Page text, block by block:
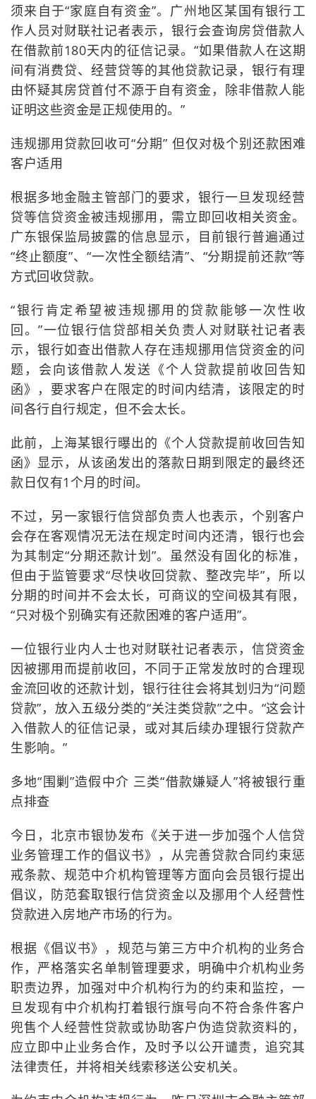
须来自于“家庭自有资金”。广州地区某国有银行工
作人员对财联社记者表示，银行会查询房贷借款人
在借款前180天内的征信记录。“如果借款人在这期
间有消费贷、经营贷等的其他贷款记录，银行有理
由怀疑其房贷首付不源于自有资金，除非借款人能
证明这些资金是正规使用的。”
违规挪用贷款回收可“分期” 但仅对极个别还款困难
客户适用
根据多地金融主管部门的要求，银行一旦发现经营
贷等信贷资金被违规挪用，需立即回收相关资金。
广东银保监局披露的信息显示，目前银行普遍通过
“终止额度”、“一次性全额结清”、“分期提前还款”等
方式回收贷款。
“银行肯定希望被违规挪用的贷款能够一次性收
回。”一位银行信贷部相关负责人对财联社记者表
示，银行如查出借款人存在违规挪用信贷资金的问
题，会向该借款人发送《个人贷款提前收回告知
函》，要求客户在限定的时间内结清，该限定的时
间各行自行规定，但不会太长。
此前，上海某银行曝出的《个人贷款提前收回告知
函》显示，从该函发出的落款日期到限定的最终还
款日仅有1个月的时间。
不过，另一家银行信贷部负责人也表示，个别客户
会存在客观情况无法在规定时间内还清，银行也会
为其制定“分期还款计划”。虽然没有固化的标准，
但由于监管要求“尽快收回贷款、整改完毕”，所以
分期的时间并不会太长，可商议的空间极其有限，
“只对极个别确实有还款困难的客户适用”。
一位银行业内人士也对财联社记者表示，信贷资金
因被挪用而提前收回，不同于正常发放时的合理现
金流回收的还款计划，银行往往会将其划归为“问题
贷款”，放入五级分类的“关注类贷款”之中。“这会计
入借款人的征信记录，或对其后续办理银行贷款产
生影响。”
多地“围剿”造假中介 三类“借款嫌疑人”将被银行重
点排查
今日，北京市银协发布《关于进一步加强个人信贷
业务管理工作的倡议书》，从完善贷款合同约束惩
戒条款、规范中介机构管理等方面向会员银行提出
倡议，防范套取银行信贷资金以及挪用个人经营性
贷款进入房地产市场的行为。
根据《倡议书》，规范与第三方中介机构的业务合
作，严格落实名单制管理要求，明确中介机构业务
职责边界，加强对中介机构行为的约束和监控，一
旦发现有中介机构打着银行旗号向不符合条件客户
兜售个人经营性贷款或协助客户伪造贷款资料的，
应立即中止业务合作，及时予以公开谴责，追究其
法律责任，并将相关线索移送公安机关。